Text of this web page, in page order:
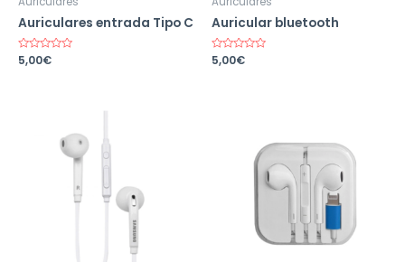
Auriculares entrada Tipo C
Valorado
en
5,00€
Auricular bluetooth
Valorado
en
5,00€